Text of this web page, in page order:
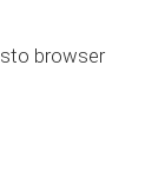
browser